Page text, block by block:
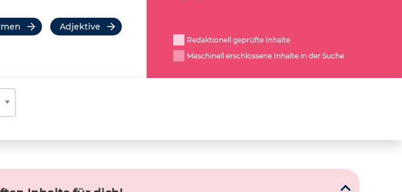
Adjektive
Redaktionell geprüfte Inhalte
Maschinell erschlossene Inhalte in der Suche